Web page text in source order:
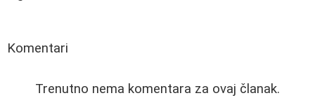
Komentari
Trenutno nema komentara za ovaj članak.